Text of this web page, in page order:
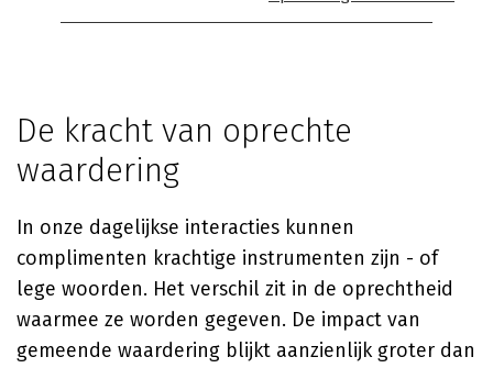
De kracht van oprechte
waardering
In onze dagelijkse interacties kunnen
complimenten krachtige instrumenten zijn - of
lege woorden. Het verschil zit in de oprechtheid
waarmee ze worden gegeven. De impact van
gemeende waardering blijkt aanzienlijk groter dan